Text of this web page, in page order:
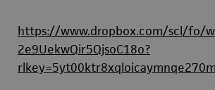
https://www.dropbox.com/scl/fo/
2e9UekwQir5QjsoC18o?